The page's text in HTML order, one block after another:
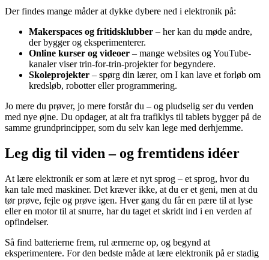
Der findes mange måder at dykke dybere ned i elektronik på:
Makerspaces og fritidsklubber – her kan du møde andre,
der bygger og eksperimenterer.
Online kurser og videoer – mange websites og YouTube-
kanaler viser trin-for-trin-projekter for begyndere.
Skoleprojekter – spørg din lærer, om I kan lave et forløb om
kredsløb, robotter eller programmering.
Jo mere du prøver, jo mere forstår du – og pludselig ser du verden
med nye øjne. Du opdager, at alt fra trafiklys til tablets bygger på de
samme grundprincipper, som du selv kan lege med derhjemme.
Leg dig til viden – og fremtidens idéer
At lære elektronik er som at lære et nyt sprog – et sprog, hvor du
kan tale med maskiner. Det kræver ikke, at du er et geni, men at du
tør prøve, fejle og prøve igen. Hver gang du får en pære til at lyse
eller en motor til at snurre, har du taget et skridt ind i en verden af
opfindelser.
Så find batterierne frem, rul ærmerne op, og begynd at
eksperimentere. For den bedste måde at lære elektronik på er stadig